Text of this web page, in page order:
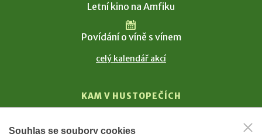
Letní kino na Amfiku
Povídání o víně s vínem
celý kalendář akcí
KAM V HUSTOPEČÍCH
Souhlas se soubory cookies